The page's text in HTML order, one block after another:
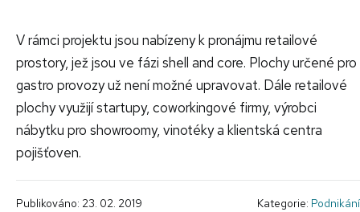
V rámci projektu jsou nabízeny k pronájmu retailové
prostory, jež jsou ve fázi shell and core. Plochy určené pro
gastro provozy už není možné upravovat. Dále retailové
plochy využijí startupy, coworkingové firmy, výrobci
nábytku pro showroomy, vinotéky a klientská centra
pojišťoven.
Publikováno: 23. 02. 2019 Kategorie: Podnikání